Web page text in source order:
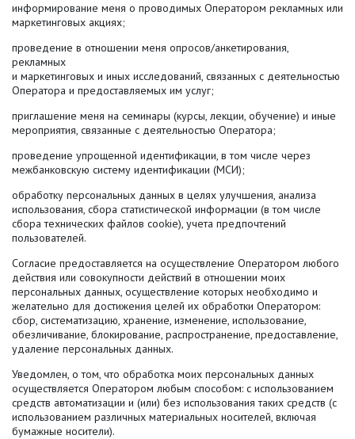
информирование меня о проводимых Оператором рекламных или
маркетинговых акциях;
проведение в отношении меня опросов/анкетирования,
рекламных
и маркетинговых и иных исследований, связанных с деятельностью
Оператора и предоставляемых им услуг;
приглашение меня на семинары (курсы, лекции, обучение) и иные
мероприятия, связанные с деятельностью Оператора;
проведение упрощенной идентификации, в том числе через
межбанковскую систему идентификации (МСИ);
обработку персональных данных в целях улучшения, анализа
использования, сбора статистической информации (в том числе
сбора технических файлов cookie), учета предпочтений
пользователей.
Согласие предоставляется на осуществление Оператором любого
действия или совокупности действий в отношении моих
персональных данных, осуществление которых необходимо и
желательно для достижения целей их обработки Оператором:
сбор, систематизацию, хранение, изменение, использование,
обезличивание, блокирование, распространение, предоставление,
удаление персональных данных.
Уведомлен, о том, что обработка моих персональных данных
осуществляется Оператором любым способом: с использованием
средств автоматизации и (или) без использования таких средств (с
использованием различных материальных носителей, включая
бумажные носители).